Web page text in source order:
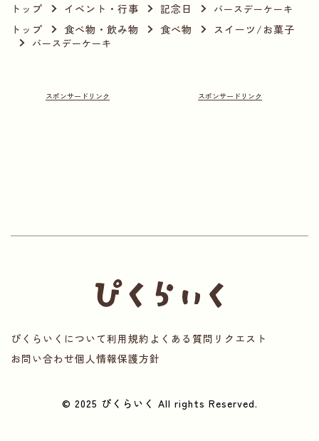
トップ イベント・行事 記念日 バースデーケーキ
トップ 食べ物・飲み物 食べ物 スイーツ/お菓子
バースデーケーキ
ぴくらいくについて利用規約 よくある質問 リクエスト
お問い合わせ個人情報保護方針
© 2025 ぴくらいく All rights Reserved.